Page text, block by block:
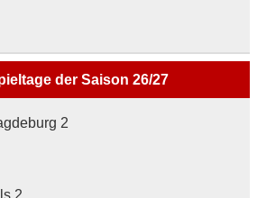
der Saison 26/27
2